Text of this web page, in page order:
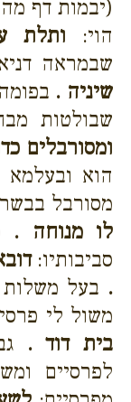
(יבמות דף
הוי: ותלת
שבמראה
שיניה .
שבולטות
ומסורבלים
הוא
מסורבל
לו מנוחה .
סביבותיו:
. בעל משלות
משול לי
בית דוד .
לפרסיים